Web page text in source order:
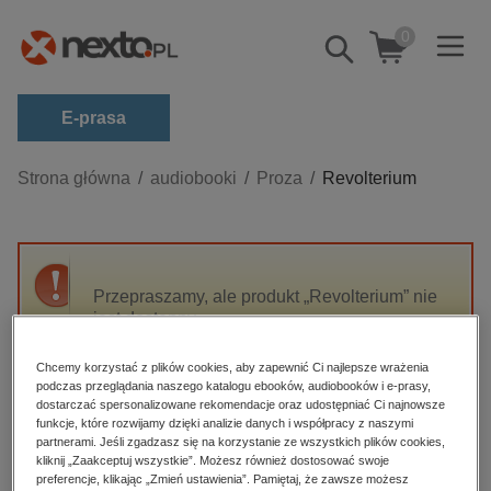
Pokaż/schowaj
wyszukiwarkę
0
E-prasa
Kategorie
biznesowe, branżowe, gospodarka
dzienniki
edukacja
hobby, sport, rozrywka
komputery, internet, technologie, informatyka
Strona główna audiobooki Proza Revolterium
Przepraszamy, ale produkt „Revolterium” nie
jest dostępny.
High-contrast mode
Polecane
Chcemy korzystać z plików cookies, aby zapewnić Ci najlepsze wrażenia
podczas przeglądania naszego katalogu ebooków, audiobooków i e-prasy,
dostarczać spersonalizowane rekomendacje oraz udostępniać Ci najnowsze
funkcje, które rozwijamy dzięki analizie danych i współpracy z naszymi
partnerami. Jeśli zgadzasz się na korzystanie ze wszystkich plików cookies,
kliknij „Zaakceptuj wszystkie”. Możesz również dostosować swoje
preferencje, klikając „Zmień ustawienia”. Pamiętaj, że zawsze możesz